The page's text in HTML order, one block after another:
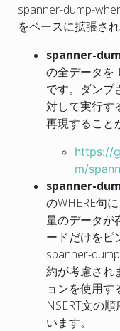
spanner-dump-
をベースに拡張さ
spanner-
の全データを
です。ダンプ
対して実行す
再現すること
https://
m/
spanner-
のWHERE句
量のデータが
ードだけをピ
spanner-
約が考慮され
ョンを使用
NSERT文の
います。